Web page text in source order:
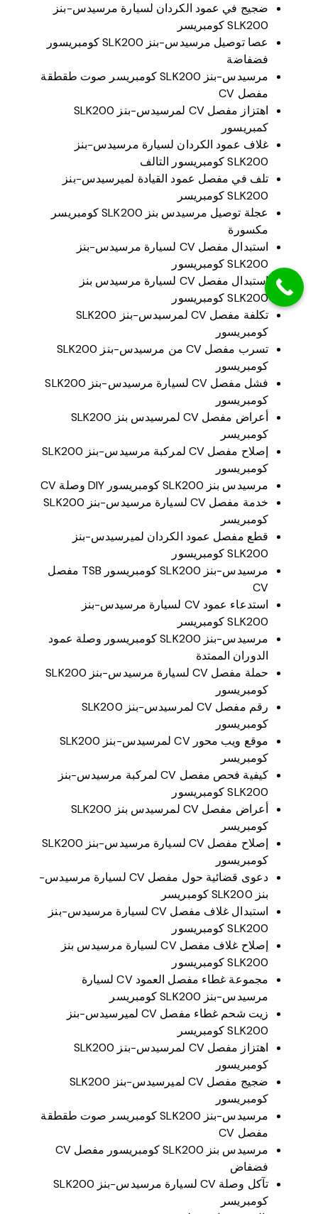
ضجيج في عمود الكردان لسيارة مرسيدس-بنز
SLK200 كومبريسر
عصا توصيل مرسيدس-بنز SLK200 كومبريسور
فضفاضة
مرسيدس-بنز SLK200 كومبريسر صوت طقطقة
مفصل CV
اهتزاز مفصل CV لمرسيدس-بنز SLK200
كمبريسور
غلاف عمود الكردان لسيارة مرسيدس-بنز
SLK200 كومبريسور التالف
تلف في مفصل عمود القيادة لميرسيدس-بنز
SLK200 كومبريسر
عجلة توصيل مرسيدس بنز SLK200 كومبريسر
مكسورة
استبدال مفصل CV لسيارة مرسيدس-بنز
SLK200 كومبريسور
استبدال مفصل CV لسيارة مرسيدس بنز
SLK200 كومبريسور
تكلفة مفصل CV لمرسيدس-بنز SLK200
كومبريسور
تسرب مفصل CV من مرسيدس-بنز SLK200
كومبريسور
فشل مفصل CV لسيارة مرسيدس-بنز SLK200
كومبريسور
أعراض مفصل CV لمرسيدس بنز SLK200
كومبريسر
إصلاح مفصل CV لمركبة مرسيدس-بنز SLK200
كومبريسور
مرسيدس بنز SLK200 كومبريسور DIY وصلة CV
خدمة مفصل CV لسيارة مرسيدس-بنز SLK200
كومبريسر
قطع مفصل عمود الكردان لميرسيدس-بنز
SLK200 كومبريسور
مرسيدس-بنز SLK200 كومبريسور TSB مفصل
CV
استدعاء عمود CV لسيارة مرسيدس-بنز
SLK200 كومبريسر
مرسيدس-بنز SLK200 كومبريسور وصلة عمود
الدوران الممتدة
حملة مفصل CV لسيارة مرسيدس-بنز SLK200
كومبريسور
رقم مفصل CV لمرسيدس-بنز SLK200
كومبريسور
موقع ويب محور CV لمرسيدس-بنز SLK200
كومبريسر
كيفية فحص مفصل CV لمركبة مرسيدس-بنز
SLK200 كومبريسور
أعراض مفصل CV لمرسيدس بنز SLK200
كومبريسر
إصلاح مفصل CV لسيارة مرسيدس-بنز SLK200
كومبريسور
دعوى قضائية حول مفصل CV لسيارة مرسيدس-
بنز SLK200 كومبريسر
استبدال غلاف مفصل CV لسيارة مرسيدس-بنز
SLK200 كومبريسور
إصلاح غلاف مفصل CV لسيارة مرسيدس بنز
SLK200 كومبريسور
مجموعة غطاء مفصل العمود CV لسيارة
مرسيدس-بنز SLK200 كومبريسر
زيت شحم غطاء مفصل CV لميرسيدس-بنز
SLK200 كومبريسر
اهتزاز مفصل CV لمرسيدس-بنز SLK200
كومبريسور
ضجيج مفصل CV لميرسيدس-بنز SLK200
كومبريسور
مرسيدس-بنز SLK200 كومبريسر صوت طقطقة
مفصل CV
مرسيدس بنز SLK200 كومبريسور مفصل CV
فضفاض
تآكل وصلة CV لسيارة مرسيدس-بنز SLK200
كومبريسر